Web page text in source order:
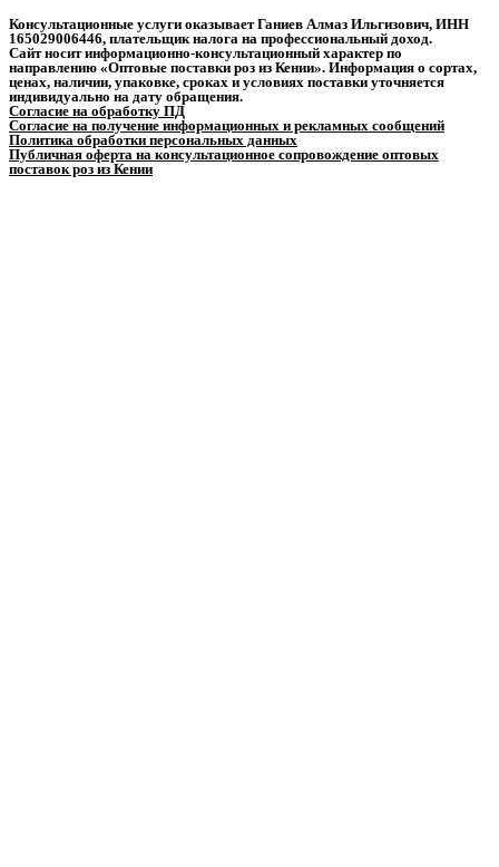
Консультационные услуги оказывает Ганиев Алмаз Ильгизович, ИНН
165029006446, плательщик налога на профессиональный доход.
Сайт носит информационно-консультационный характер по
направлению «Оптовые поставки роз из Кении». Информация о сортах,
ценах, наличии, упаковке, сроках и условиях поставки уточняется
индивидуально на дату обращения.
Согласие на обработку ПД
Согласие на получение информационных и рекламных сообщений
Политика обработки персональных данных
Публичная оферта на консультационное сопровождение оптовых
поставок роз из Кении